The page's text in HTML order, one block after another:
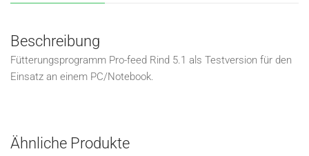
Beschreibung
Fütterungsprogramm Pro-feed Rind 5.1 als Testversion für den
Einsatz an einem PC/Notebook.
Ähnliche Produkte